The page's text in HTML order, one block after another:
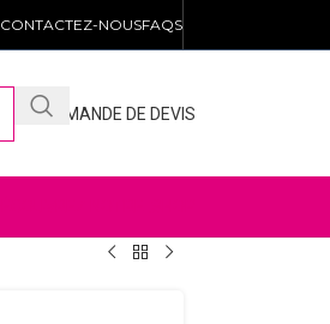
CONTACTEZ-NOUSFAQS
DEMANDE DE DEVIS